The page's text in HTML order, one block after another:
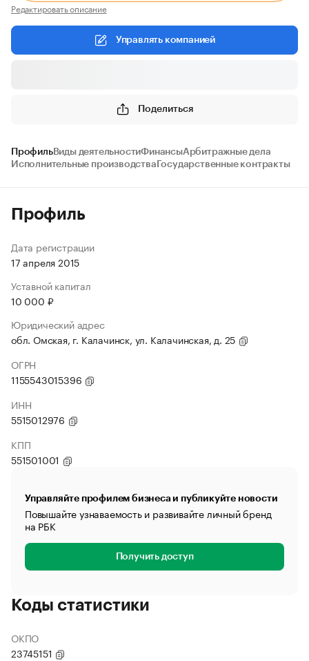
Редактировать описание
Управлять компанией
Поделиться
ПрофильВиды деятельностиФинансыАрбитражные дела
Исполнительные производства Государственные контракты
Профиль
Дата регистрации
17 апреля 2015
Уставной капитал
10 000 ₽
Юридический адрес
обл. Омская, г. Калачинск, ул. Калачинская, д. 25
ОГРН
1155543015396
ИНН
5515012976
КПП
551501001
Управляйте профилем бизнеса и публикуйте новости
Повышайте узнаваемость и развивайте личный бренд
на РБК
Получить доступ
Коды статистики
ОКПО
23745151